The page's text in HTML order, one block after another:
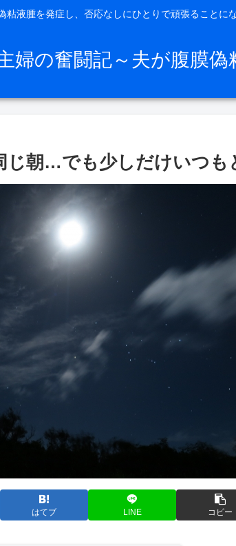
粘液腫を発症し、否応なしにひとりで頑張ることに
婦の奮闘記～夫が腹膜
朝…でも少しだけいつも
はてブ LINE コピー